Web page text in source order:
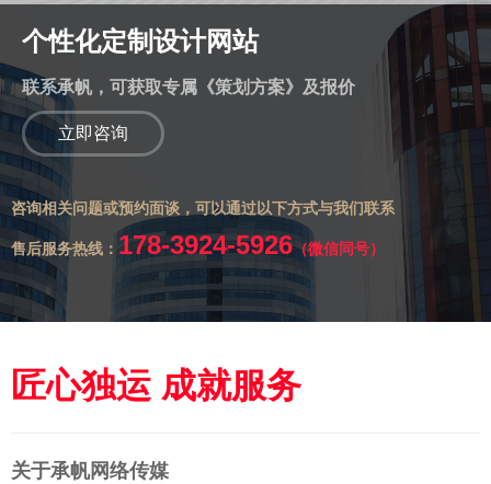
个性化定制设计网站
联系承帆，可获取专属《策划方案》及报价
立即咨询
咨询相关问题或预约面谈，可以通过以下方式与我们联系
售后服务热线： 178-3924-5926（微信同号）
匠心独运 成就服务
关于承帆网络传媒